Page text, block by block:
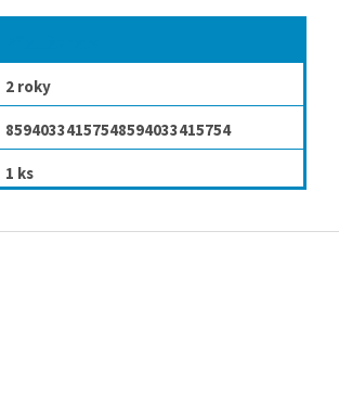
2 roky
85940334157548594033415754
1 ks